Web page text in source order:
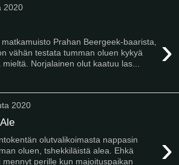
2020
›
Prahan Beergeek-baarista,
vähän testata tumman oluen kykyä
Norjalainen olut kaatuu las...
2020
›
olutvalikoimasta nappasin
oluen, tshekkiläistä alea. Ehkä
mennyt perille kun majoituspaikan